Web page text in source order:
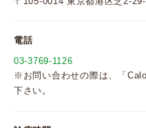
電話
03-3769-1126
※お問い合わせの際は、「
下さい。